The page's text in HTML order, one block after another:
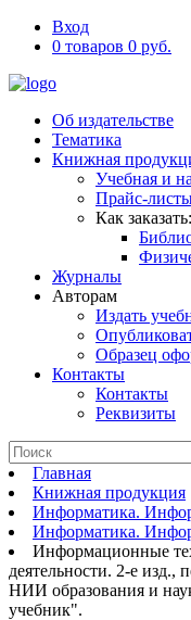
Вход
0 товаров 0 руб.
Об издательстве
Тематика
Книжная
Учебная и
Прайс-
Как заказать:
Журналы
Авторам
Издать
Образец
Контакты
Контакты
Реквизиты
Главная
Книжная продукция
Информатика.
Информатика.
Информационные
деятельности. 2-е изд.,
НИИ образования и
учебник".